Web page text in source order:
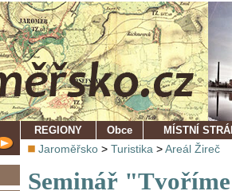
REGIONY Obce MÍSTNÍ
Jaroměřsko > Turistika >Areál Žireč
Seminář